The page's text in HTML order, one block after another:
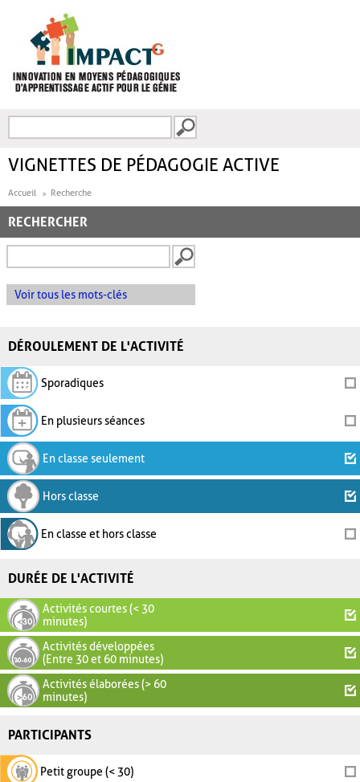
FORMULAIRE DE
VIGNETTES DE PÉDAGOGIE ACTIVE
Accueil Recherche
RECHERCHER
Voir tous les mots-clés
DÉROULEMENT DE L'ACTIVITÉ
Sporadiques
En plusieurs séances
En classe seulement
Hors classe
En classe et hors classe
DURÉE DE L'ACTIVITÉ
Activités courtes (< 30
minutes)
Activités développées
(Entre 30 et 60 minutes)
Activités élaborées (> 60
minutes)
PARTICIPANTS
Petit groupe (< 30)